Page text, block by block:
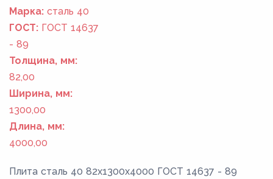
Марка: сталь 40
ГОСТ: ГОСТ 14637
- 89
Толщина, мм:
82,00
Ширина, мм:
1300,00
Длина, мм:
4000,00
Плита сталь 40 82x1300x4000 ГОСТ 14637 - 89